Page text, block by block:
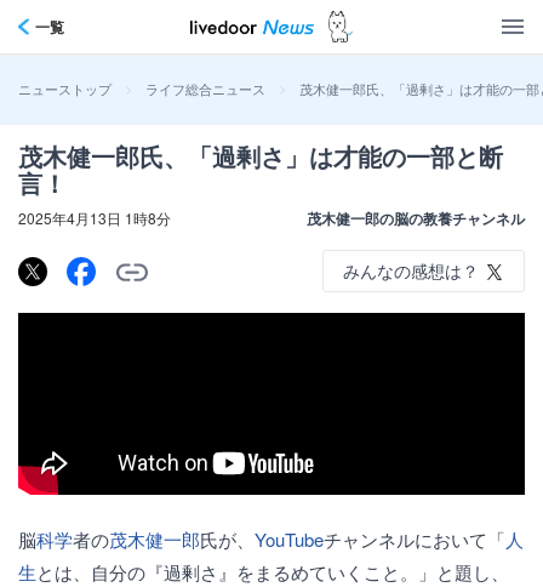
一覧
ニューストップ > ライフ総合ニュース > 茂木健一郎氏、「過剰さ」は才能の一
茂木健一郎氏、「過剰さ」は才能の一部と断
言！
2025年4月13日 1時8分 茂木健一郎の脳の教養チャンネル
みんなの感想は？
脳科学者の茂木健一郎氏が、 YouTubeチャンネルにおいて「人
生とは、自分の『過剰さ』をまるめていくこと。」と題し、